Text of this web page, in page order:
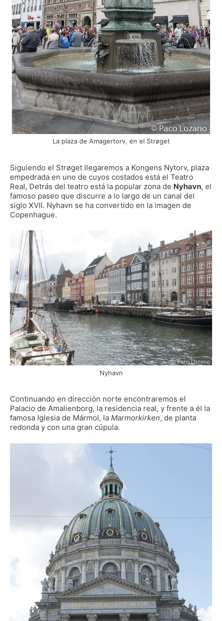
La plaza de Amagertorv, en el Strøget
Siguiendo el Strøget llegaremos a Kongens Nytorv, plaza
empedrada en uno de cuyos costados está el Teatro
Real, Detrás del teatro está la popular zona de Nyhavn, el
famoso paseo que discurre a lo largo de un canal del
siglo XVII. Nyhavn se ha convertido en la imagen de
Copenhague.
Nyhavn
Continuando en dirección norte encontraremos el
Palacio de Amalienborg, la residencia real, y frente a él la
famosa Iglesia de Mármol, la Marmorkirken, de planta
redonda y con una gran cúpula.